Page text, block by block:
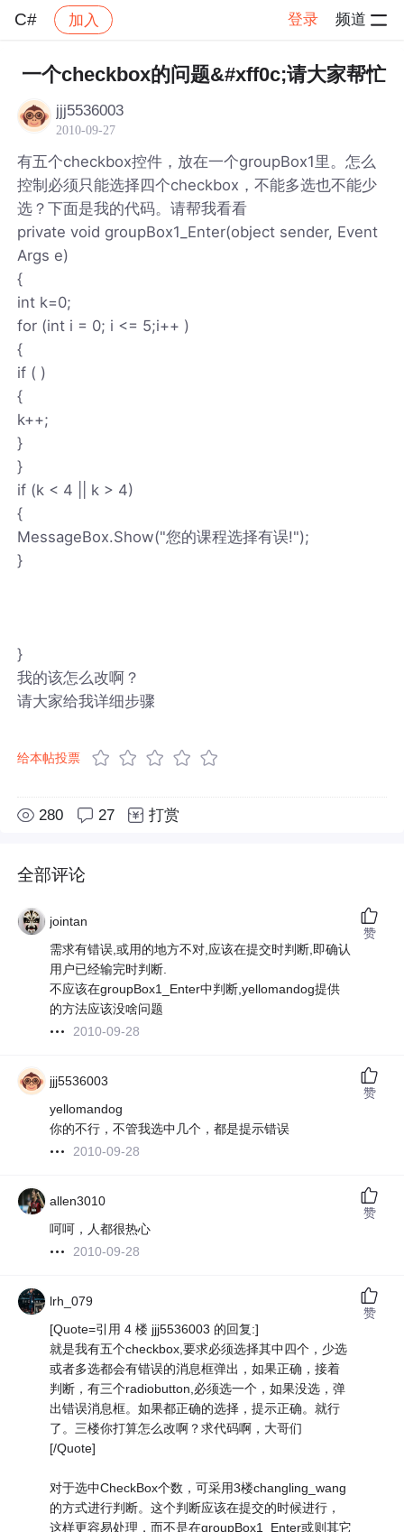
C# 加入 登录 频道
社区 C# 帖子详情
一个checkbox的问题&#xff0c;请大家帮忙
jjj5536003
2010-09-27
有五个checkbox控件，放在一个groupBox1里。怎么
控制必须只能选择四个checkbox，不能多选也不能少
选？下面是我的代码。请帮我看看
private void groupBox1_Enter(object sender, Event
Args e)
{
int k=0;
for (int i = 0; i <= 5;i++ )
{
if ( )
{
k++;
}
}
if (k < 4 || k > 4)
{
MessageBox.Show("您的课程选择有误!");
}
}
我的该怎么改啊？
请大家给我详细步骤
给本帖投票
280 27 打赏
全部评论
jointan
需求有错误,或用的地方不对,应该在提交时判断,即确认
用户已经输完时判断.
不应该在groupBox1_Enter中判断,yellomandog提供
的方法应该没啥问题
2010-09-28
赞
jjj5536003
yellomandog
你的不行，不管我选中几个，都是提示错误
2010-09-28
赞
allen3010
呵呵，人都很热心
2010-09-28
赞
lrh_079
[Quote=引用 4 楼 jjj5536003 的回复:]
就是我有五个checkbox,要求必须选择其中四个，少选
或者多选都会有错误的消息框弹出，如果正确，接着
判断，有三个radiobutton,必须选一个，如果没选，弹
出错误消息框。如果都正确的选择，提示正确。就行
了。三楼你打算怎么改啊？求代码啊，大哥们
[/Quote]
对于选中CheckBox个数，可采用3楼changling_wang
的方式进行判断。这个判断应该在提交的时候进行，
这样更容易处理，而不是在groupBox1_Enter或则其它
赞